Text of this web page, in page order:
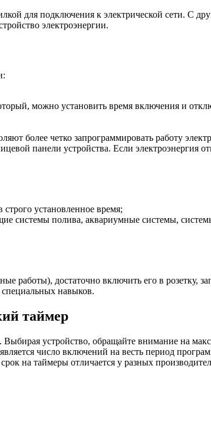
для подключения к электрической сети. С
электроэнергии.
можно установить время включения и
более четко запрограммировать работу
панели устройства. Если электроэнергия
установленное время;
системы полива, аквариумные системы,
работы), достаточно включить его в розетку,
специальных навыков.
таймер
устройство, обращайте внимание на
число включений на весть период
на таймеры отличается у разных